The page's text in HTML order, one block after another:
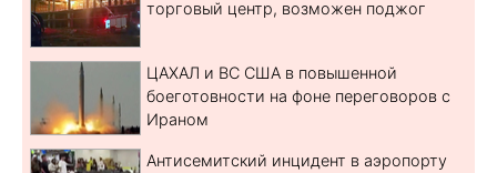
торговый центр, возможен поджог
ЦАХАЛ и ВС США в повышенной
боеготовности на фоне переговоров с
Ираном
Антисемитский инцидент в аэропорту